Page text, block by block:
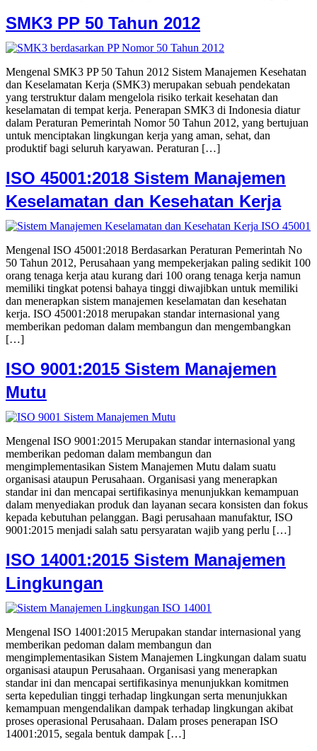
SMK3 PP 50 Tahun 2012
Mengenal SMK3 PP 50 Tahun 2012 Sistem Manajemen Kesehatan
dan Keselamatan Kerja (SMK3) merupakan sebuah pendekatan
yang terstruktur dalam mengelola risiko terkait kesehatan dan
keselamatan di tempat kerja. Penerapan SMK3 di Indonesia diatur
dalam Peraturan Pemerintah Nomor 50 Tahun 2012, yang bertujuan
untuk menciptakan lingkungan kerja yang aman, sehat, dan
produktif bagi seluruh karyawan. Peraturan […]
ISO 45001:2018 Sistem Manajemen
Keselamatan dan Kesehatan Kerja
Mengenal ISO 45001:2018 Berdasarkan Peraturan Pemerintah No
50 Tahun 2012, Perusahaan yang mempekerjakan paling sedikit 100
orang tenaga kerja atau kurang dari 100 orang tenaga kerja namun
memiliki tingkat potensi bahaya tinggi diwajibkan untuk memiliki
dan menerapkan sistem manajemen keselamatan dan kesehatan
kerja. ISO 45001:2018 merupakan standar internasional yang
memberikan pedoman dalam membangun dan mengembangkan
[…]
ISO 9001:2015 Sistem Manajemen
Mutu
Mengenal ISO 9001:2015 Merupakan standar internasional yang
memberikan pedoman dalam membangun dan
mengimplementasikan Sistem Manajemen Mutu dalam suatu
organisasi ataupun Perusahaan. Organisasi yang menerapkan
standar ini dan mencapai sertifikasinya menunjukkan kemampuan
dalam menyediakan produk dan layanan secara konsisten dan fokus
kepada kebutuhan pelanggan. Bagi perusahaan manufaktur, ISO
9001:2015 menjadi salah satu persyaratan wajib yang perlu […]
ISO 14001:2015 Sistem Manajemen
Lingkungan
Mengenal ISO 14001:2015 Merupakan standar internasional yang
memberikan pedoman dalam membangun dan
mengimplementasikan Sistem Manajemen Lingkungan dalam suatu
organisasi ataupun Perusahaan. Organisasi yang menerapkan
standar ini dan mencapai sertifikasinya menunjukkan komitmen
serta kepedulian tinggi terhadap lingkungan serta menunjukkan
kemampuan mengendalikan dampak terhadap lingkungan akibat
proses operasional Perusahaan. Dalam proses penerapan ISO
14001:2015, segala bentuk dampak […]